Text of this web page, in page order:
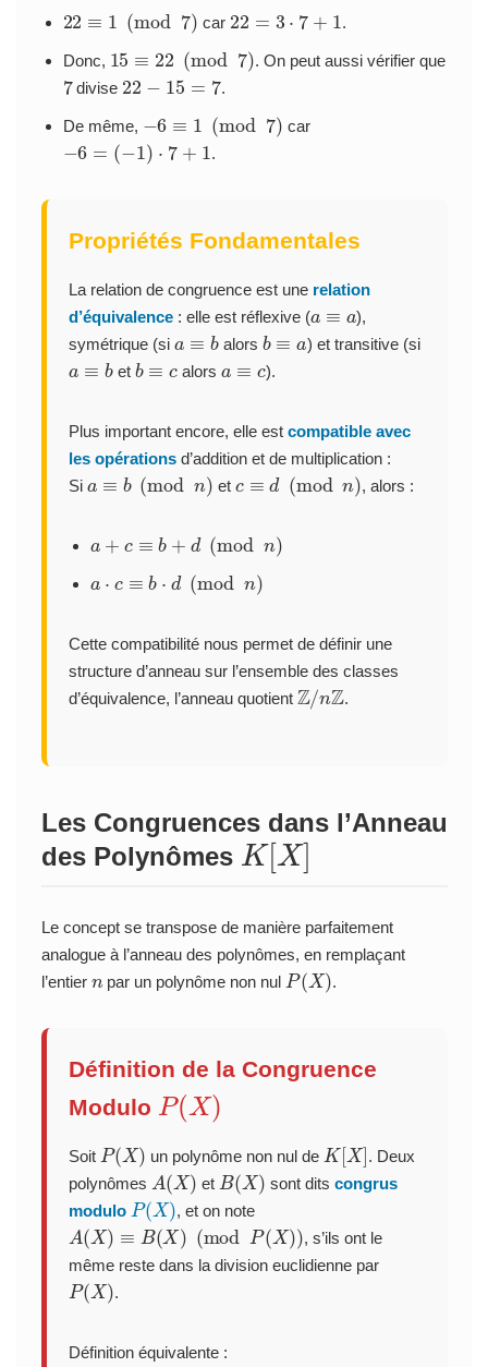
22 (mod ) car 22 ⋅7 +1 .
Donc, 15 22(mod ) . On peut aussi vérifier que
7divise 22 15= .
De même, 6≡ (mod car
6= −1 ⋅7+ 1 .
Propriétés Fondamentales
La relation de congruence est une relation
d’équivalence: elle est réflexive (a
),
symétrique (si
alors b ) et transitive (si
et b alors ).
Plus important encore, elle est compatible avec
les opérationsd’addition et de multiplication :
Si
(mod ) et mod ) , alors :
+c d modn
d mod
Cette compatibilité nous permet de définir une
structure d’anneau sur l’ensemble des classes
d’équivalence, l’anneau quotient Z/ n Z .
Les Congruences dans l’Anneau
des Polynômes
K[X]
Le concept se transpose de manière parfaitement
analogue à l’anneau des polynômes, en remplaçant
l’entier
par un polynôme non nulP(X) .
Définition de la Congruence
Modulo
P(X)
Soit P(X) un polynôme non nul deK[X] . Deux
polynômes
A (X) etB(X) sont dits congrus
modulo P(X) , et on note
A (X)≡ X)(mod X)
, s’ils ont le
même reste dans la division euclidienne par
P(X) .
Définition équivalente :